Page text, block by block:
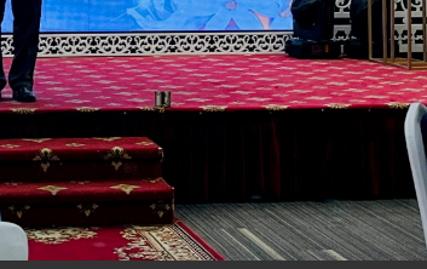
Implementation Act